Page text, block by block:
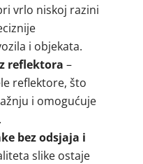
vrlo niskoj razini
i objekata.
reflektora –
reflektore, što
i omogućuje
bez odsjaja i
slike ostaje